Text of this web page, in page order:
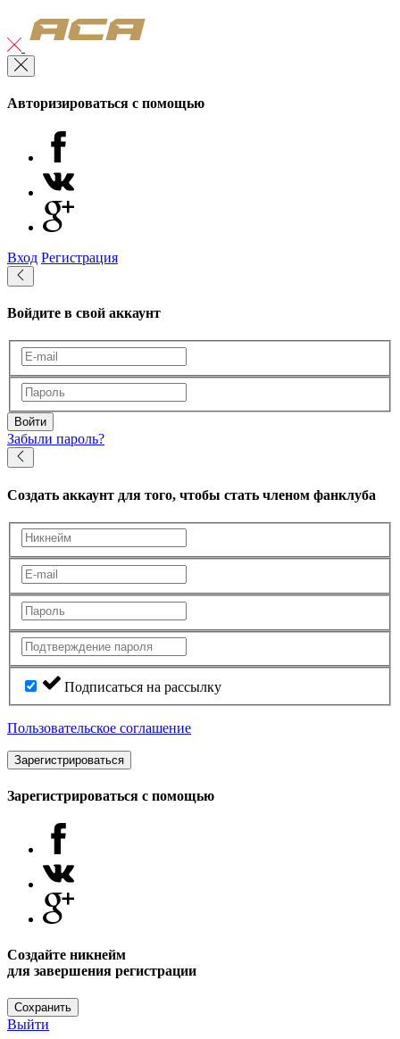
Авторизироваться с помощью
Вход Регистрация
Войдите в свой аккаунт
Войти
Забыли пароль?
Создать аккаунт для того, чтобы стать членом фанклуба
Подписаться на рассылку
Пользовательское соглашение
Зарегистрироваться
Зарегистрироваться с помощью
Создайте никнейм
для завершения регистрации
Сохранить
Выйти